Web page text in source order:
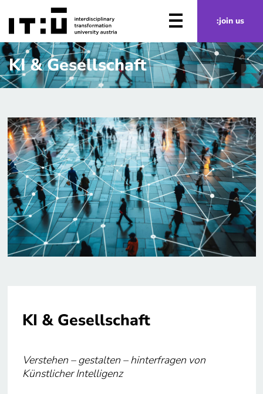
Zum Hauptinhalt springen
:join us
KI & Gesellschaft
KI & Gesellschaft
Verstehen – gestalten – hinterfragen von
Künstlicher Intelligenz